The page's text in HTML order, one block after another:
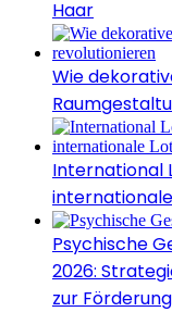
Haar
Wie
International
Psychische
2026:
zur